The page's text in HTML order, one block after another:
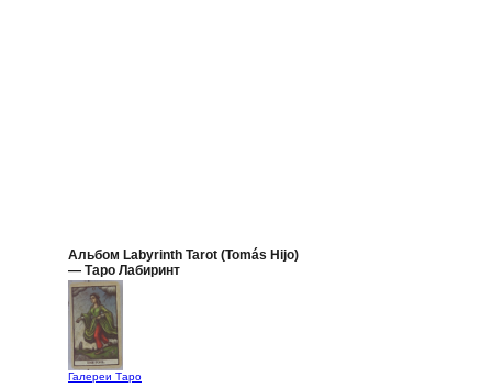
Альбом Labyrinth Tarot (Tomás Hijo)
— Таро Лабиринт
Галереи Таро